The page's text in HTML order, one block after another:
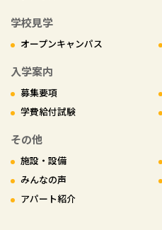
学校見学
オープンキャンパス
入学案内
募集要項
学費給付試験
その他
施設・設備
みんなの声
アパート紹介